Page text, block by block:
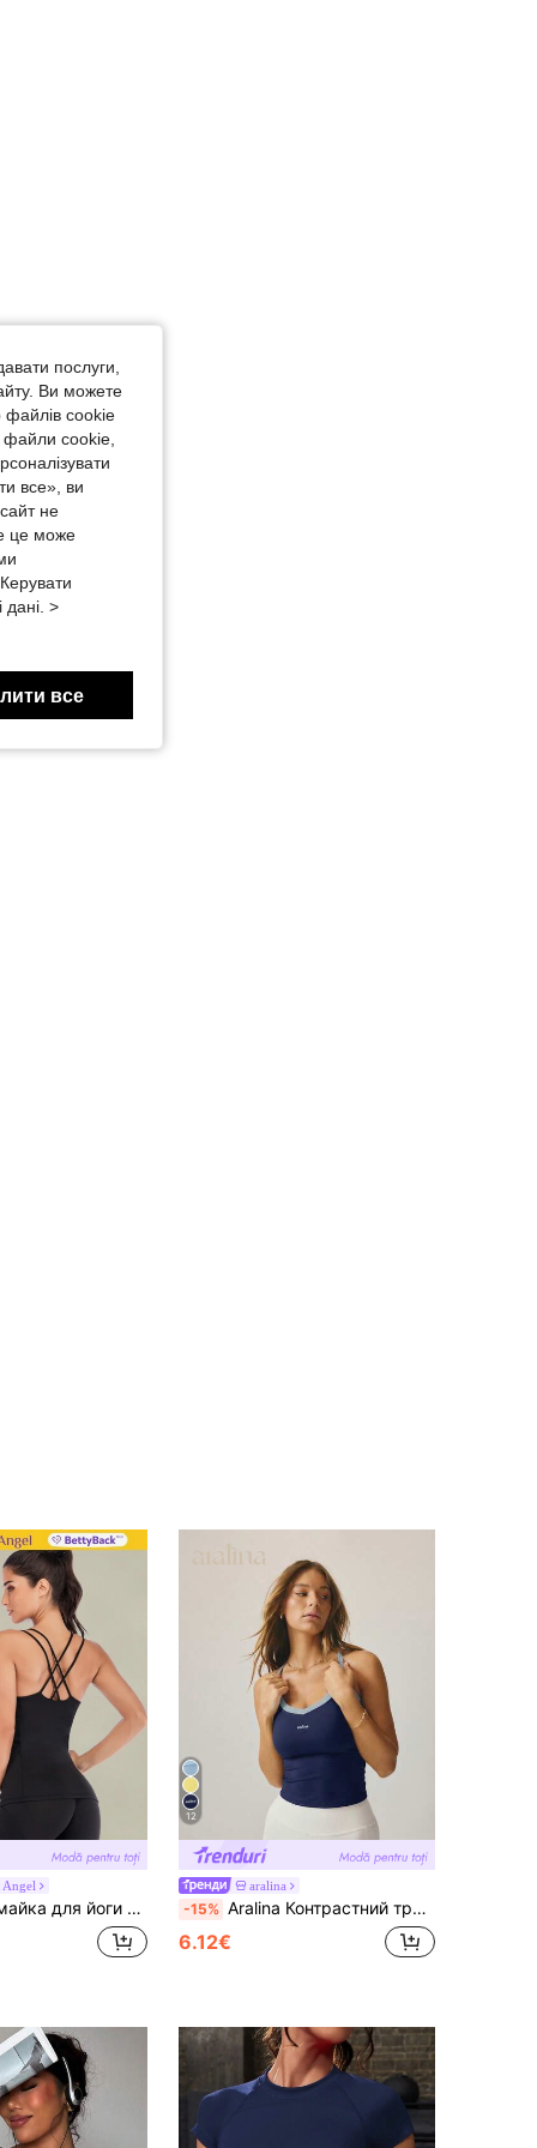
Колір: Кавово-коричневий, Розмір: С
Angel
елегантна фітнес-сорочка з перехресними спинами, чорного кольору, літні види спорту
12
aralina
-15% Aralina Контрастний трикотажний одяг для відпочинку, ідеально підходить для спортивного одягу на літо та для вбрання в аеропорт для жінок
6.12€
послуги,
Ви можете
файлів cookie
файли cookie,
все», ви
не
це може
>
все